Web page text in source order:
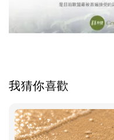
我猜你喜歡